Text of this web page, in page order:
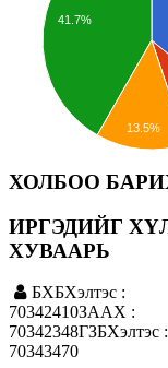
41.7%
13.5%
ХОЛБОО
ИРГЭДИЙГ
ХУВААРЬ
БХБХэлтэс :
70342410ЗААХ :
70342348ГЗБХэлтэс :
70343470